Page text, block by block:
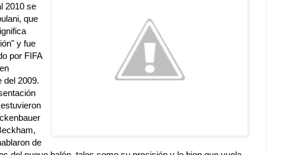
2010 se
que
y fue
por FIFA
del 2009.
de